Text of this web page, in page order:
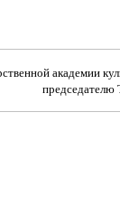
академии
председателю